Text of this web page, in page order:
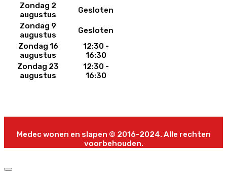
Zondag 2
augustus
Gesloten
Zondag 9
augustus
Gesloten
Zondag 16
augustus
12:30 -
16:30
Zondag 23
augustus
12:30 -
16:30
Medec wonen en slapen © 2016-2024. Alle rechten
voorbehouden.